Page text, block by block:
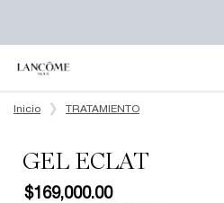
Inicio
TRATAMIENTO
GEL ECLAT
$169,000.00